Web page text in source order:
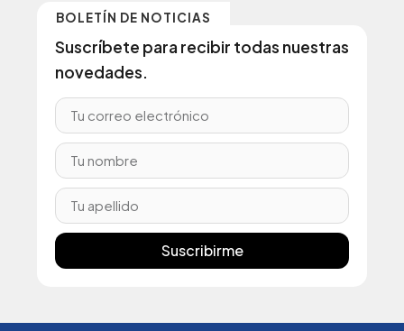
BOLETÍN DE NOTICIAS
Suscríbete para recibir todas nuestras
novedades.
Suscribirme